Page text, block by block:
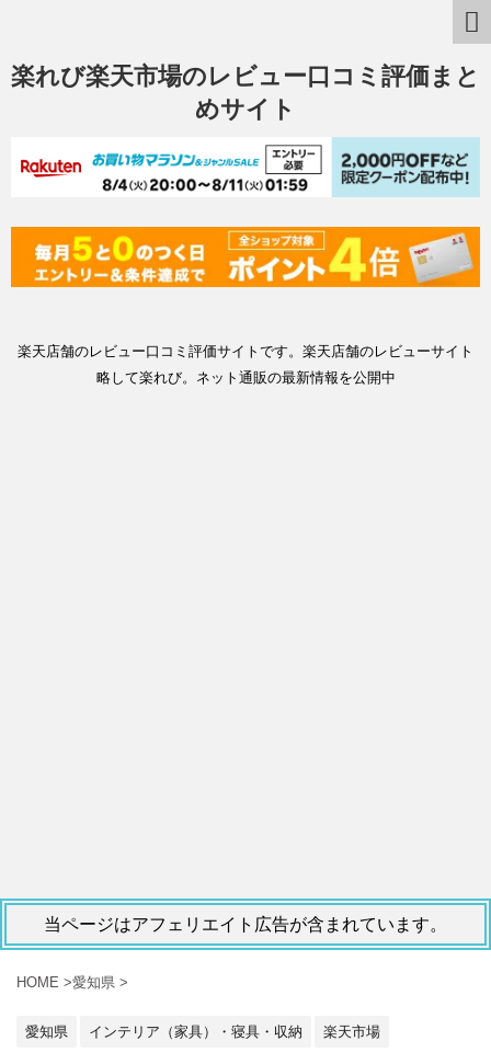
楽れび楽天市場のレビュー口コミ評価まと
めサイト
楽天店舗のレビュー口コミ評価サイトです。楽天店舗のレビューサイト
略して楽れび。ネット通販の最新情報を公開中
当ページはアフェリエイト広告が含まれています。
HOME >愛知県 >
愛知県 インテリア（家具）・寝具・収納 楽天市場